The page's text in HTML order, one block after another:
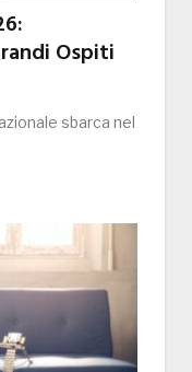
Ospiti
sbarca nel